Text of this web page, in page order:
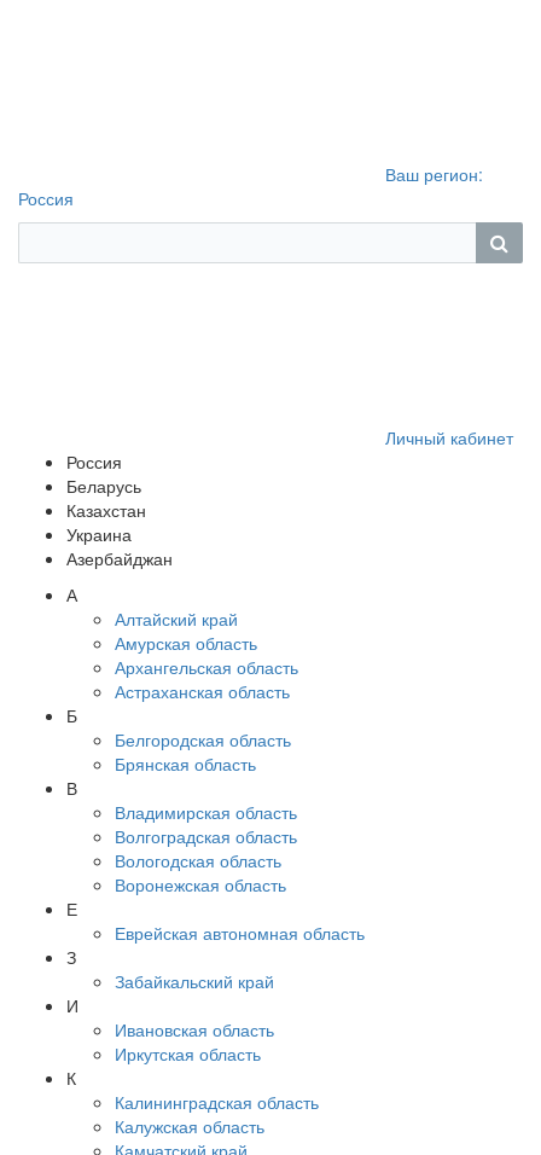
Ваш регион:
Россия
Личный кабинет
Россия
Беларусь
Казахстан
Украина
Азербайджан
А
Алтайский край
Амурская область
Архангельская область
Астраханская область
Б
Белгородская область
Брянская область
В
Владимирская область
Волгоградская область
Вологодская область
Воронежская область
Е
Еврейская автономная область
З
Забайкальский край
И
Ивановская область
Иркутская область
К
Калининградская область
Калужская область
Камчатский край